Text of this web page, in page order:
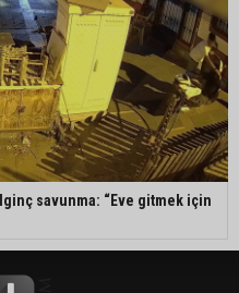
savunma: “Eve gitmek için